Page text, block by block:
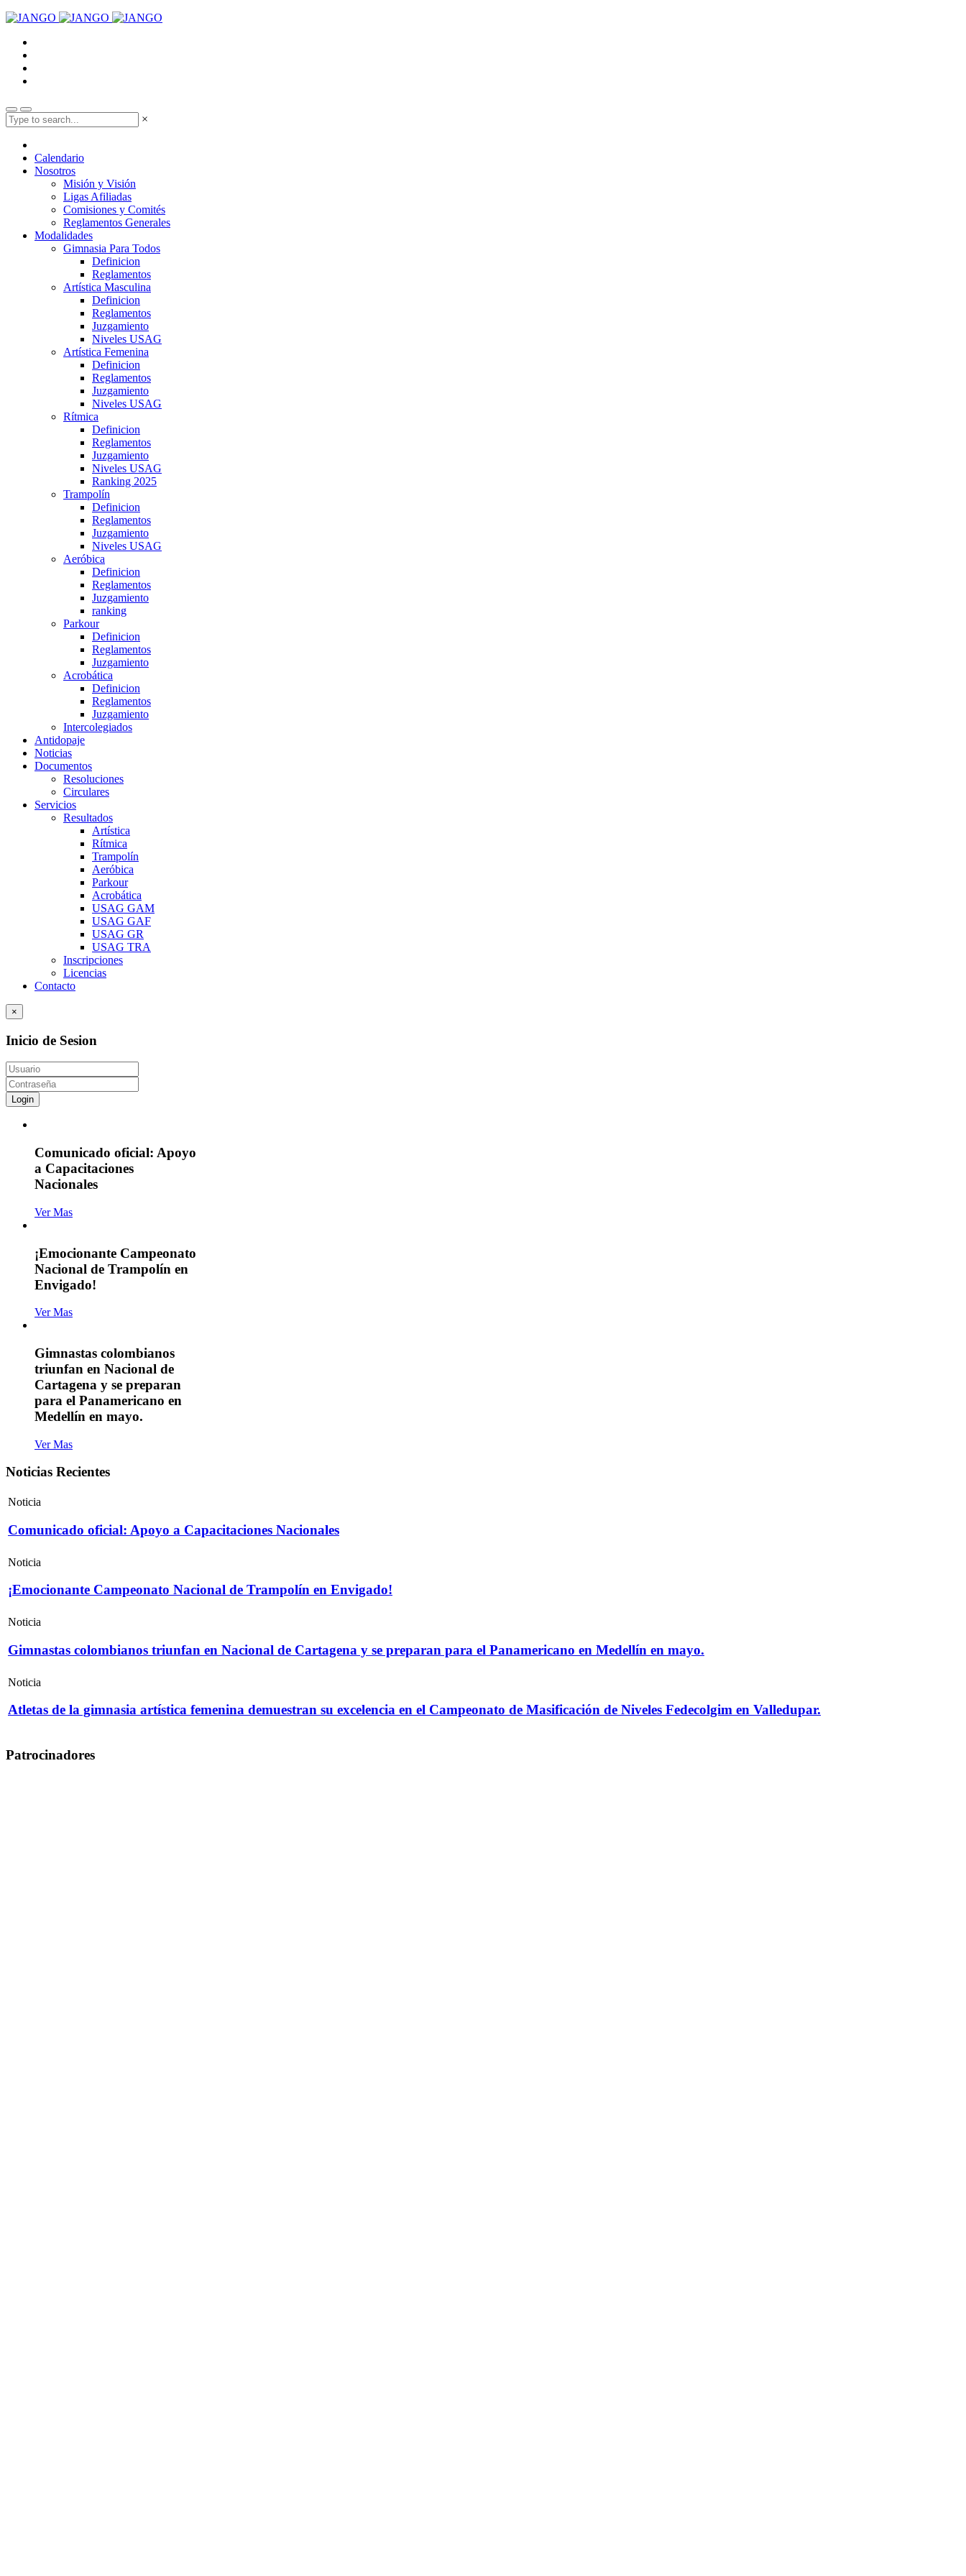
×
Calendario
Nosotros
Misión y Visión
Ligas Afiliadas
Comisiones y Comités
Reglamentos Generales
Modalidades
Gimnasia Para Todos
Definicion
Reglamentos
Artística Masculina
Definicion
Reglamentos
Juzgamiento
Niveles USAG
Artística Femenina
Definicion
Reglamentos
Juzgamiento
Niveles USAG
Rítmica
Definicion
Reglamentos
Juzgamiento
Niveles USAG
Ranking 2025
Trampolín
Definicion
Reglamentos
Juzgamiento
Niveles USAG
Aeróbica
Definicion
Reglamentos
Juzgamiento
ranking
Parkour
Definicion
Reglamentos
Juzgamiento
Acrobática
Definicion
Reglamentos
Juzgamiento
Intercolegiados
Antidopaje
Noticias
Documentos
Resoluciones
Circulares
Servicios
Resultados
Artística
Rítmica
Trampolín
Aeróbica
Parkour
Acrobática
USAG GAM
USAG GAF
USAG GR
USAG TRA
Inscripciones
Licencias
Contacto
×
Inicio de Sesion
Login
Comunicado oficial: Apoyo
a Capacitaciones
Nacionales
Ver Mas
¡Emocionante Campeonato
Nacional de Trampolín en
Envigado!
Ver Mas
Gimnastas colombianos
triunfan en Nacional de
Cartagena y se preparan
para el Panamericano en
Medellín en mayo.
Ver Mas
Noticias Recientes
Noticia
Comunicado oficial: Apoyo a Capacitaciones Nacionales
Noticia
¡Emocionante Campeonato Nacional de Trampolín en Envigado!
Noticia
Gimnastas colombianos triunfan en Nacional de Cartagena y se preparan para el Panamericano en Medellín en mayo.
Noticia
Atletas de la gimnasia artística femenina demuestran su excelencia en el Campeonato de Masificación de Niveles Fedecolgim en Valledupar.
Patrocinadores